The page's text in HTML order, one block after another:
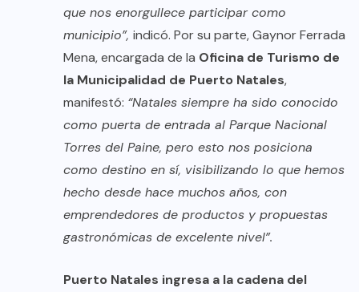
que nos enorgullece participar como
municipio”, indicó. Por su parte, Gaynor Ferrada
Mena, encargada de la Oficina de Turismo de
la Municipalidad de Puerto Natales,
manifestó: “Natales siempre ha sido conocido
como puerta de entrada al Parque Nacional
Torres del Paine, pero esto nos posiciona
como destino en sí, visibilizando lo que hemos
hecho desde hace muchos años, con
emprendedores de productos y propuestas
gastronómicas de excelente nivel”.
Puerto Natales ingresa a la cadena del